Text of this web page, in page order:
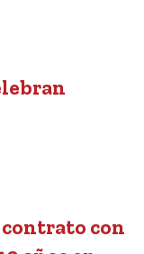
con